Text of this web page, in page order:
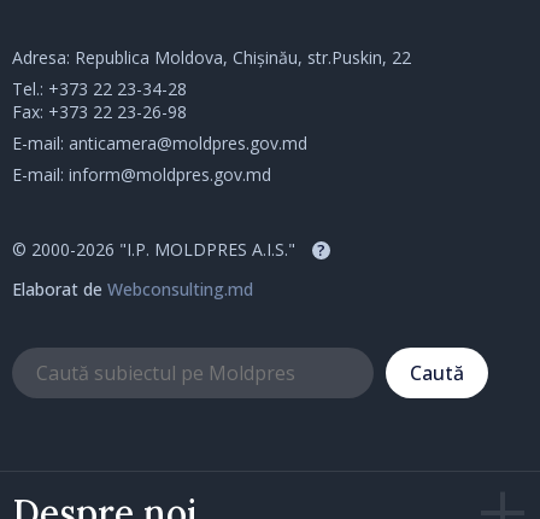
Adresa: Republica Moldova, Chișinău, str.Puskin, 22
Tel.: +373 22 23-34-28
Fax: +373 22 23-26-98
E-mail: anticamera@moldpres.gov.md
E-mail: inform@moldpres.gov.md
© 2000-2026 "I.P. MOLDPRES A.I.S." ?
Elaborat de Webconsulting.md
Caută